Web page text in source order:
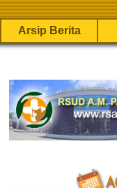
Arsip Berita